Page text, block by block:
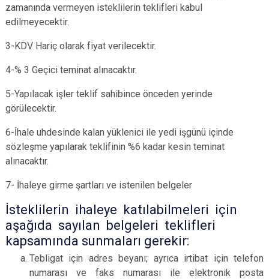
zamanında vermeyen isteklilerin teklifleri kabul
edilmeyecektir.
3-KDV Hariç olarak fiyat verilecektir.
4-% 3 Geçici teminat alınacaktır.
5-Yapılacak işler teklif sahibince önceden yerinde
görülecektir.
6-İhale uhdesinde kalan yüklenici ile yedi işgünü içinde
sözleşme yapılarak teklifinin %6 kadar kesin teminat
alınacaktır.
7- İhaleye girme şartları ve istenilen belgeler
İsteklilerin ihaleye katılabilmeleri için
aşağıda sayılan belgeleri teklifleri
kapsamında sunmaları gerekir:
Tebligat için adres beyanı; ayrıca irtibat için telefon
numarası ve faks numarası ile elektronik posta